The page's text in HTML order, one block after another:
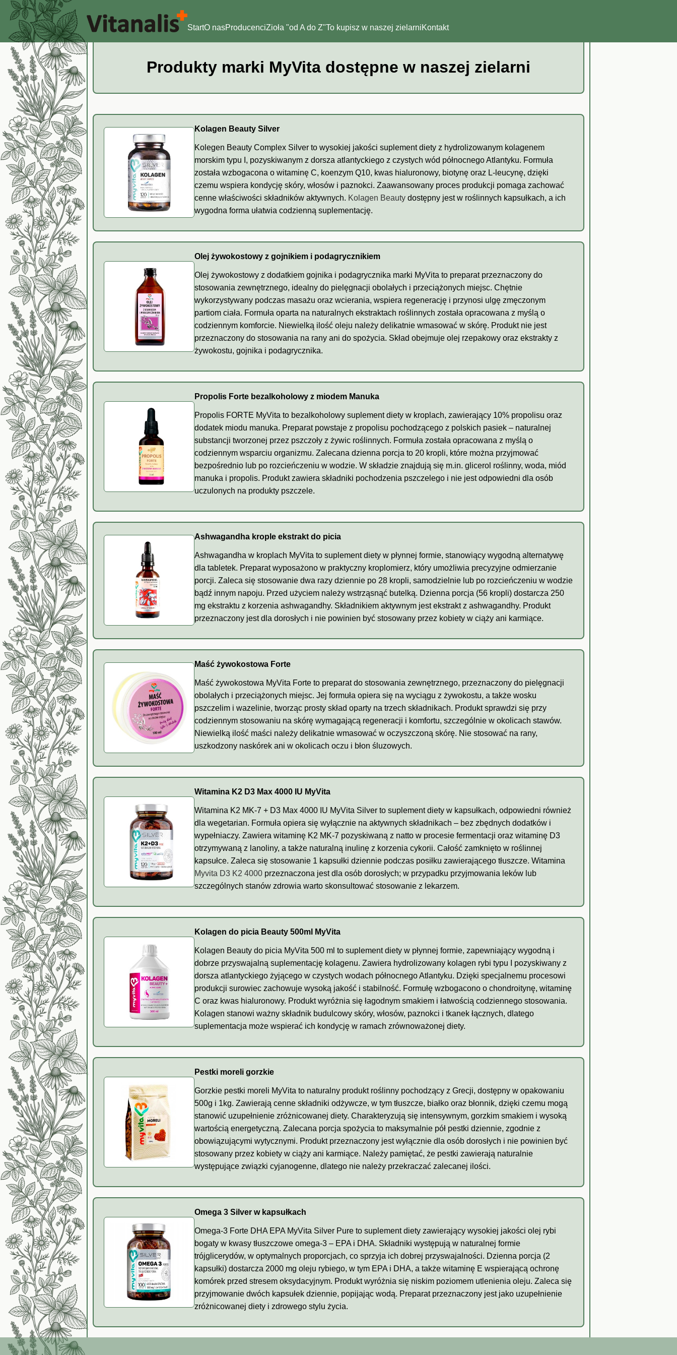
StartO nasProducenciZioła "od A do Z"To kupisz w naszej zielarniKontakt
Produkty marki MyVita dostępne w naszej zielarni
Kolagen Beauty Silver
Kolegen Beauty Complex Silver to wysokiej jakości suplement diety z hydrolizowanym kolagenem
morskim typu I, pozyskiwanym z dorsza atlantyckiego z czystych wód północnego Atlantyku. Formuła
została wzbogacona o witaminę C, koenzym Q10, kwas hialuronowy, biotynę oraz L-leucynę, dzięki
czemu wspiera kondycję skóry, włosów i paznokci. Zaawansowany proces produkcji pomaga zachować
cenne właściwości składników aktywnych. Kolagen Beauty dostępny jest w roślinnych kapsułkach, a ich
wygodna forma ułatwia codzienną suplementację.
Olej żywokostowy z gojnikiem i podagrycznikiem
Olej żywokostowy z dodatkiem gojnika i podagrycznika marki MyVita to preparat przeznaczony do
stosowania zewnętrznego, idealny do pielęgnacji obolałych i przeciążonych miejsc. Chętnie
wykorzystywany podczas masażu oraz wcierania, wspiera regenerację i przynosi ulgę zmęczonym
partiom ciała. Formuła oparta na naturalnych ekstraktach roślinnych została opracowana z myślą o
codziennym komforcie. Niewielką ilość oleju należy delikatnie wmasować w skórę. Produkt nie jest
przeznaczony do stosowania na rany ani do spożycia. Skład obejmuje olej rzepakowy oraz ekstrakty z
żywokostu, gojnika i podagrycznika.
Propolis Forte bezalkoholowy z miodem Manuka
Propolis FORTE MyVita to bezalkoholowy suplement diety w kroplach, zawierający 10% propolisu oraz
dodatek miodu manuka. Preparat powstaje z propolisu pochodzącego z polskich pasiek – naturalnej
substancji tworzonej przez pszczoły z żywic roślinnych. Formuła została opracowana z myślą o
codziennym wsparciu organizmu. Zalecana dzienna porcja to 20 kropli, które można przyjmować
bezpośrednio lub po rozcieńczeniu w wodzie. W składzie znajdują się m.in. glicerol roślinny, woda, miód
manuka i propolis. Produkt zawiera składniki pochodzenia pszczelego i nie jest odpowiedni dla osób
uczulonych na produkty pszczele.
Ashwagandha krople ekstrakt do picia
Ashwagandha w kroplach MyVita to suplement diety w płynnej formie, stanowiący wygodną alternatywę
dla tabletek. Preparat wyposażono w praktyczny kroplomierz, który umożliwia precyzyjne odmierzanie
porcji. Zaleca się stosowanie dwa razy dziennie po 28 kropli, samodzielnie lub po rozcieńczeniu w wodzie
bądź innym napoju. Przed użyciem należy wstrząsnąć butelką. Dzienna porcja (56 kropli) dostarcza 250
mg ekstraktu z korzenia ashwagandhy. Składnikiem aktywnym jest ekstrakt z ashwagandhy. Produkt
przeznaczony jest dla dorosłych i nie powinien być stosowany przez kobiety w ciąży ani karmiące.
Maść żywokostowa Forte
Maść żywokostowa MyVita Forte to preparat do stosowania zewnętrznego, przeznaczony do pielęgnacji
obolałych i przeciążonych miejsc. Jej formuła opiera się na wyciągu z żywokostu, a także wosku
pszczelim i wazelinie, tworząc prosty skład oparty na trzech składnikach. Produkt sprawdzi się przy
codziennym stosowaniu na skórę wymagającą regeneracji i komfortu, szczególnie w okolicach stawów.
Niewielką ilość maści należy delikatnie wmasować w oczyszczoną skórę. Nie stosować na rany,
uszkodzony naskórek ani w okolicach oczu i błon śluzowych.
Witamina K2 D3 Max 4000 IU MyVita
Witamina K2 MK-7 + D3 Max 4000 IU MyVita Silver to suplement diety w kapsułkach, odpowiedni również
dla wegetarian. Formuła opiera się wyłącznie na aktywnych składnikach – bez zbędnych dodatków i
wypełniaczy. Zawiera witaminę K2 MK-7 pozyskiwaną z natto w procesie fermentacji oraz witaminę D3
otrzymywaną z lanoliny, a także naturalną inulinę z korzenia cykorii. Całość zamknięto w roślinnej
kapsułce. Zaleca się stosowanie 1 kapsułki dziennie podczas posiłku zawierającego tłuszcze. Witamina
Myvita D3 K2 4000 przeznaczona jest dla osób dorosłych; w przypadku przyjmowania leków lub
szczególnych stanów zdrowia warto skonsultować stosowanie z lekarzem.
Kolagen do picia Beauty 500ml MyVita
Kolagen Beauty do picia MyVita 500 ml to suplement diety w płynnej formie, zapewniający wygodną i
dobrze przyswajalną suplementację kolagenu. Zawiera hydrolizowany kolagen rybi typu I pozyskiwany z
dorsza atlantyckiego żyjącego w czystych wodach północnego Atlantyku. Dzięki specjalnemu procesowi
produkcji surowiec zachowuje wysoką jakość i stabilność. Formułę wzbogacono o chondroitynę, witaminę
C oraz kwas hialuronowy. Produkt wyróżnia się łagodnym smakiem i łatwością codziennego stosowania.
Kolagen stanowi ważny składnik budulcowy skóry, włosów, paznokci i tkanek łącznych, dlatego
suplementacja może wspierać ich kondycję w ramach zrównoważonej diety.
Pestki moreli gorzkie
Gorzkie pestki moreli MyVita to naturalny produkt roślinny pochodzący z Grecji, dostępny w opakowaniu
500g i 1kg. Zawierają cenne składniki odżywcze, w tym tłuszcze, białko oraz błonnik, dzięki czemu mogą
stanowić uzupełnienie zróżnicowanej diety. Charakteryzują się intensywnym, gorzkim smakiem i wysoką
wartością energetyczną. Zalecana porcja spożycia to maksymalnie pół pestki dziennie, zgodnie z
obowiązującymi wytycznymi. Produkt przeznaczony jest wyłącznie dla osób dorosłych i nie powinien być
stosowany przez kobiety w ciąży ani karmiące. Należy pamiętać, że pestki zawierają naturalnie
występujące związki cyjanogenne, dlatego nie należy przekraczać zalecanej ilości.
Omega 3 Silver w kapsułkach
Omega-3 Forte DHA EPA MyVita Silver Pure to suplement diety zawierający wysokiej jakości olej rybi
bogaty w kwasy tłuszczowe omega-3 – EPA i DHA. Składniki występują w naturalnej formie
trójglicerydów, w optymalnych proporcjach, co sprzyja ich dobrej przyswajalności. Dzienna porcja (2
kapsułki) dostarcza 2000 mg oleju rybiego, w tym EPA i DHA, a także witaminę E wspierającą ochronę
komórek przed stresem oksydacyjnym. Produkt wyróżnia się niskim poziomem utlenienia oleju. Zaleca się
przyjmowanie dwóch kapsułek dziennie, popijając wodą. Preparat przeznaczony jest jako uzupełnienie
zróżnicowanej diety i zdrowego stylu życia.